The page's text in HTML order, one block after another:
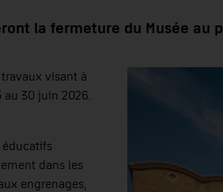
la fermeture du Musée au
travaux visant à
30 juin 2026.
éducatifs
dans les
engrenages,